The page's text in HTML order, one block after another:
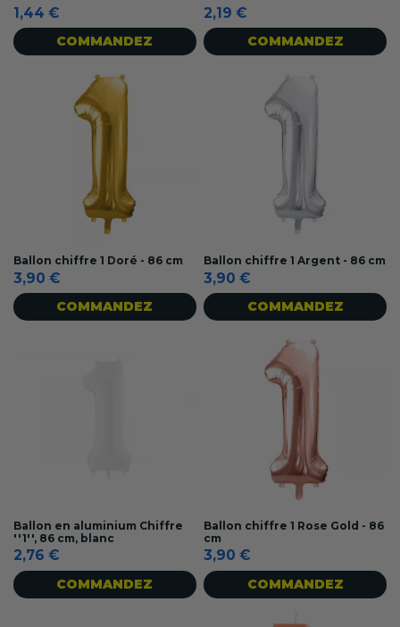
1,44 €
COMMANDEZ
2,19 €
COMMANDEZ
Ballon chiffre 1 Doré - 86 cm
3,90 €
COMMANDEZ
Ballon chiffre 1 Argent - 86 cm
3,90 €
COMMANDEZ
Ballon en aluminium Chiffre
''1'', 86 cm, blanc
2,76 €
COMMANDEZ
Ballon chiffre 1 Rose Gold - 86
cm
3,90 €
COMMANDEZ